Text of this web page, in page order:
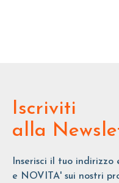
Iscriviti
alla
Inserisci il tuo indirizzo
e NOVITA' sui nostri